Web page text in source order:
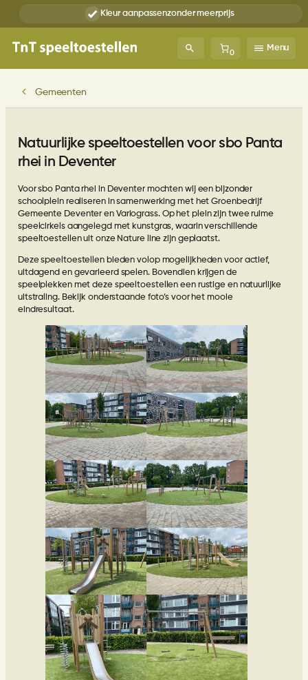
inhoud
Kleur aanpassenzonder meerprijs
0
Menu
Gemeenten
Natuurlijke speeltoestellen voor sbo Panta
rhei in Deventer
Voor sbo Panta rhei in Deventer mochten wij een bijzonder
schoolplein realiseren in samenwerking met het Groenbedrijf
Gemeente Deventer en Variograss. Op het plein zijn twee ruime
speelcirkels aangelegd met kunstgras, waarin verschillende
speeltoestellen uit onze Nature line zijn geplaatst.
Deze speeltoestellen bieden volop mogelijkheden voor actief,
uitdagend en gevarieerd spelen. Bovendien krijgen de
speelplekken met deze speeltoestellen een rustige en natuurlijke
uitstraling. Bekijk onderstaande foto’s voor het mooie
eindresultaat.